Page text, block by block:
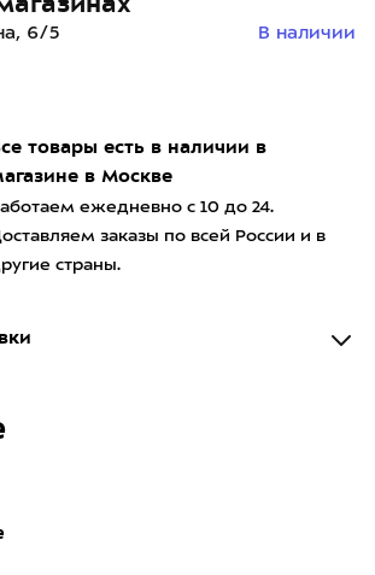
товары есть в наличии в
в Москве
ежедневно с 10 до 24.
заказы по всей России и в
страны.
6/5 В наличии